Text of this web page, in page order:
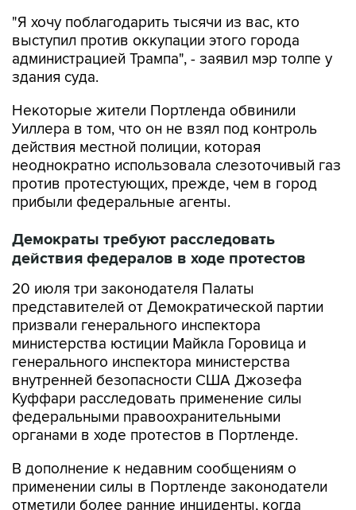
"Я хочу поблагодарить тысячи из вас, кто
выступил против оккупации этого города
администрацией Трампа", - заявил мэр толпе у
здания суда.
Некоторые жители Портленда обвинили
Уиллера в том, что он не взял под контроль
действия местной полиции, которая
неоднократно использовала слезоточивый газ
против протестующих, прежде, чем в город
прибыли федеральные агенты.
Демократы требуют расследовать
действия федералов в ходе протестов
20 июля три законодателя Палаты
представителей от Демократической партии
призвали генерального инспектора
министерства юстиции Майкла Горовица и
генерального инспектора министерства
внутренней безопасности США Джозефа
Куффари расследовать применение силы
федеральными правоохранительными
органами в ходе протестов в Портленде.
В дополнение к недавним сообщениям о
применении силы в Портленде законодатели
отметили более ранние инциденты, когда